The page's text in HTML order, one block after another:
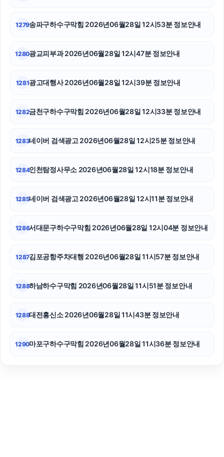
수원피부과
수원음주운전변호사
서울암요양병원
신용카드현금화
1279송파구하수구막힘 2026년06월28일 12시53분 정보안내
1280광교피부과 2026년06월28일 12시47분 정보안내
1281광고대행사 2026년06월28일 12시39분 정보안내
1282금천구하수구막힘 2026년06월28일 12시33분 정보안내
1283네이버 검색광고 2026년06월28일 12시25분 정보안내
1284인천탐정사무소 2026년06월28일 12시18분 정보안내
1285네이버 검색광고 2026년06월28일 12시11분 정보안내
1286서대문구하수구막힘 2026년06월28일 12시04분 정보안내
1287김포공항주차대행 2026년06월28일 11시57분 정보안내
1288하남하수구막힘 2026년06월28일 11시51분 정보안내
1289대전흥신소 2026년06월28일 11시43분 정보안내
1290마포구하수구막힘 2026년06월28일 11시36분 정보안내